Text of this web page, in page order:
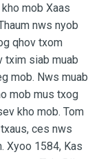
mob Xaas
nws nyob
qhov txom
txim siab muab
mob. Nws muab
mob mus txog
kho mob. Tom
ces nws
Xyoo 1584, Kas